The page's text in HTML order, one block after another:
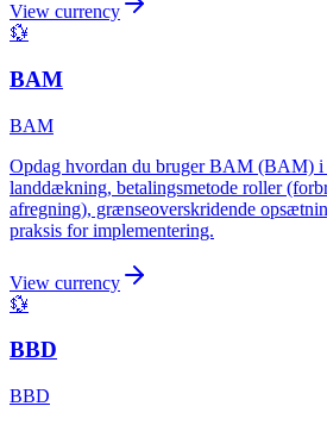
View currency
💱
BAM
BAM
Opdag hvordan du bruger BAM (BAM) i
landdækning, betalingsmetode roller
afregning), grænseoverskridende
praksis for implementering.
View currency
💱
BBD
BBD